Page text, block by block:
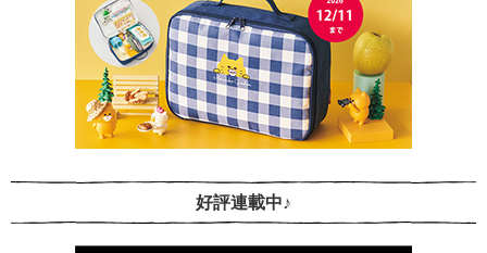
好評連載中♪